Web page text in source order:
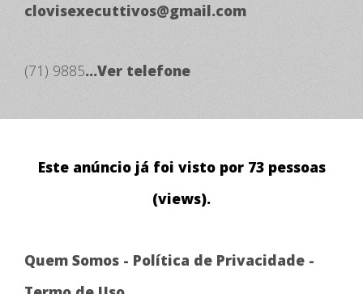
clovisexecuttivos@gmail.com
(71) 9885...Ver telefone
Este anúncio já foi visto por 73 pessoas
(views).
Quem Somos - Política de Privacidade -